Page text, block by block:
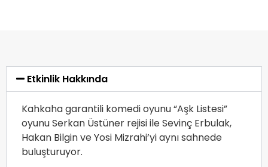
Etkinlik Hakkında
Kahkaha garantili komedi oyunu “Aşk Listesi”
oyunu Serkan Üstüner rejisi ile Sevinç Erbulak,
Hakan Bilgin ve Yosi Mizrahi’yi aynı sahnede
buluşturuyor.